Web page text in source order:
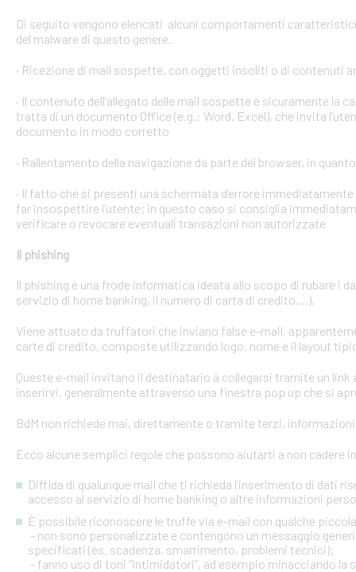
Di seguito vengono elencati alcuni comportamenti
del malware di questo genere.
· Ricezione di mail sospette, con oggetti insoliti o di contenuti
· Il contenuto dell’allegato delle mail sospette è sicuramente
tratta di un documento Office (e.g.: Word, Excel), che invita
documento in modo corretto
· Rallentamento della navigazione da parte del browser, in
· Il fatto che si presenti una schermata d’errore
far insospettire l’utente; in questo caso si consiglia
verificare o revocare eventuali transazioni non autorizzate
Il phishing
Il phishing è una frode informatica ideata allo scopo di rubare i
servizio di home banking, il numero di carta di credito,...).
Viene attuato da truffatori che inviano false e-mail,
carte di credito, composte utilizzando logo, nome e il layout
Queste e-mail invitano il destinatario a collegarsi tramite un
inserirvi, generalmente attraverso una finestra pop up che si
BdM non richiede mai, direttamente o tramite terzi,
Ecco alcune semplici regole che possono aiutarti a non cadere
Diffida di qualunque mail che ti richieda l’inserimento di dati
accesso al servizio di home banking o altre informazioni
È possibile riconoscere le truffe via e-mail con qualche
- non sono personalizzate e contengono un messaggio
specificati (es. scadenza, smarrimento, problemi tecnici);
- fanno uso di toni “intimidatori”, ad esempio minacciando